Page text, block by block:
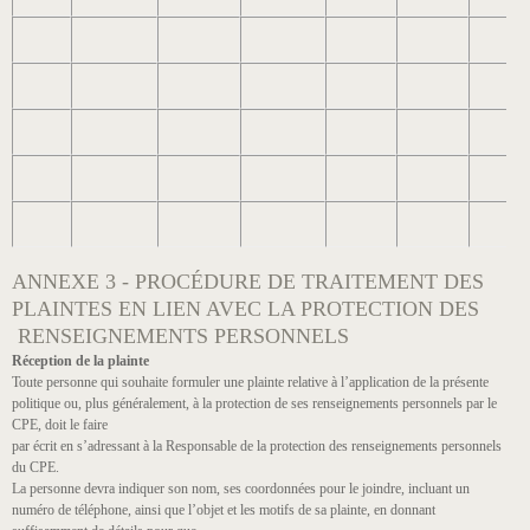
ANNEXE 3 - PROCÉDURE DE TRAITEMENT DES
PLAINTES EN LIEN AVEC LA PROTECTION DES
RENSEIGNEMENTS PERSONNELS
Réception de la plainte
Toute personne qui souhaite formuler une plainte relative à l’application de la présente
politique ou, plus généralement, à la protection de ses renseignements personnels par le
CPE, doit le faire
par écrit en s’adressant à la Responsable de la protection des renseignements personnels
du CPE.
La personne devra indiquer son nom, ses coordonnées pour le joindre, incluant un
numéro de téléphone, ainsi que l’objet et les motifs de sa plainte, en donnant